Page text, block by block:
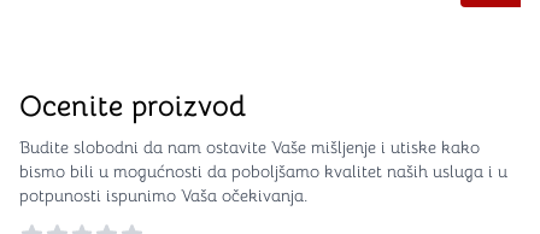
Ocenite proizvod
Budite slobodni da nam ostavite Vaše mišljenje i utiske kako
bismo bili u mogućnosti da poboljšamo kvalitet naših usluga i u
potpunosti ispunimo Vaša očekivanja.
Reviews